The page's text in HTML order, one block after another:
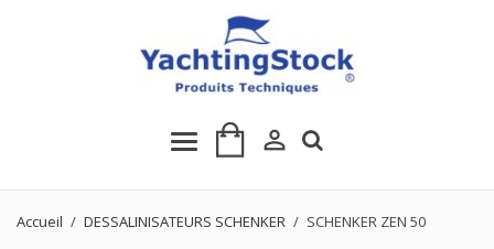

Accueil DESSALINISATEURS SCHENKER SCHENKER ZEN 50